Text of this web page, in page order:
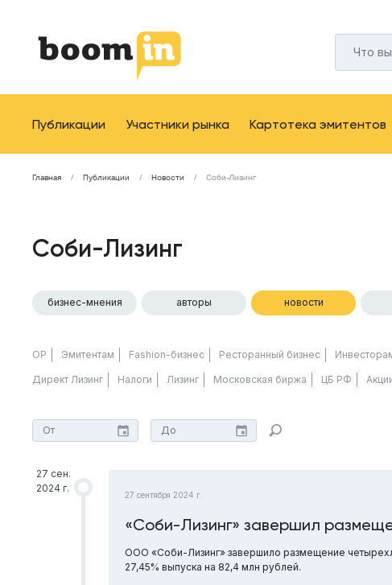
Публикации Участники рынка Картотека эмитентов
Главная Публикации Новости Соби-Лизинг
Соби-Лизинг
бизнес-мнения авторы новости
ОР Эмитентам Fashion-бизнес Ресторанный бизнес
Директ Лизинг Налоги Лизинг Московская биржа ЦБ РФ
27 сен.
2024 г.
27 сентября 2024 г.
«Соби-Лизинг» завершил
ООО «Соби-Лизинг» завершило размещение
27,45% выпуска на 82,4 млн рублей.